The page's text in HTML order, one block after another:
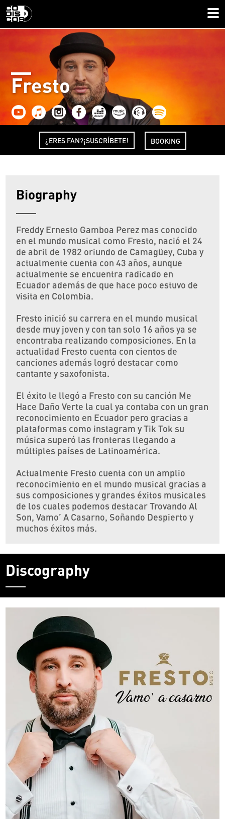
Fresto
¿ERES FAN?¡SUSCRÍBETE! BOOKING
Biography
Freddy Ernesto Gamboa Perez mas conocido
en el mundo musical como Fresto, nació el 24
de abril de 1982 oriundo de Camagüey, Cuba y
actualmente cuenta con 43 años, aunque
actualmente se encuentra radicado en
Ecuador además de que hace poco estuvo de
visita en Colombia.
Fresto inició su carrera en el mundo musical
desde muy joven y con tan solo 16 años ya se
encontraba realizando composiciones. En la
actualidad Fresto cuenta con cientos de
canciones además logró destacar como
cantante y saxofonista.
El éxito le llegó a Fresto con su canción Me
Hace Daño Verte la cual ya contaba con un gran
reconocimiento en Ecuador pero gracias a
plataformas como instagram y Tik Tok su
música superó las fronteras llegando a
múltiples países de Latinoamérica.
Actualmente Fresto cuenta con un amplio
reconocimiento en el mundo musical gracias a
sus composiciones y grandes éxitos musicales
de los cuales podemos destacar Trovando Al
Son, Vamo’ A Casarno, Soñando Despierto y
muchos éxitos más.
Discography